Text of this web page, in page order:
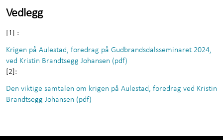
Vedlegg
[1] :
Krigen på Aulestad, foredrag på Gudbrandsdalsseminaret 2024,
ved Kristin Brandtsegg Johansen (pdf)
[2]:
Den viktige samtalen om krigen på Aulestad, foredrag ved Kristin
Brandtsegg Johansen (pdf)